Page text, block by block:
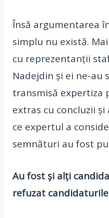
Însă argumentarea
simplu nu există.
cu reprezentanții
Nadejdin și ei ne-au
transmisă expertiza
extras cu concluzii
ce expertul a
semnături au fost
Au fost și alți
refuzat